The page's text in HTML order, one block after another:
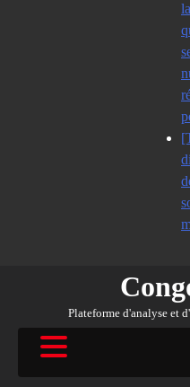
Plateforme d'analyse et